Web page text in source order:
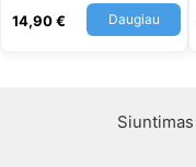
14,90€ Daugiau
Siuntimas